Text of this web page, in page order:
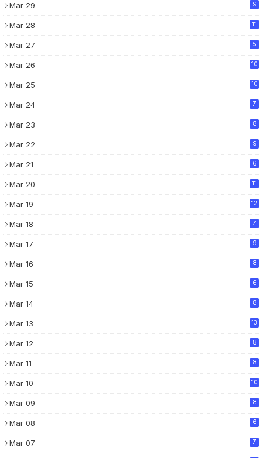
Mar 29 9
Mar 28 11
Mar 27 5
Mar 26 10
Mar 25 10
Mar 24 7
Mar 23 8
Mar 22 9
Mar 21 6
Mar 20 11
Mar 19 12
Mar 18 7
Mar 17 9
Mar 16 8
Mar 15 6
Mar 14 8
Mar 13 13
Mar 12 8
Mar 11 8
Mar 10 10
Mar 09 8
Mar 08 6
Mar 07 7